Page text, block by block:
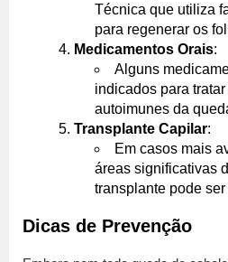
Técnica que utiliza
para regenerar os
Medicamentos Orais:
Alguns
indicados para
autoimunes da
Transplante Capilar:
Em casos mais
áreas significativas
transplante pode
Dicas de Prevenção